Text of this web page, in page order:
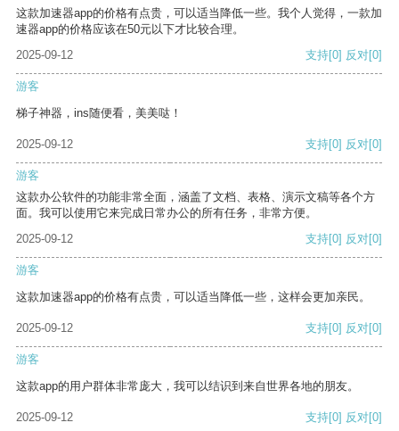
这款加速器app的价格有点贵，可以适当降低一些。我个人觉得，一款加
速器app的价格应该在50元以下才比较合理。
2025-09-12
支持[0] 反对[0]
游客
梯子神器，ins随便看，美美哒！
2025-09-12 支持[0] 反对[0]
游客
这款办公软件的功能非常全面，涵盖了文档、表格、演示文稿等各个方
面。我可以使用它来完成日常办公的所有任务，非常方便。
2025-09-12
支持[0] 反对[0]
游客
这款加速器app的价格有点贵，可以适当降低一些，这样会更加亲民。
2025-09-12 支持[0] 反对[0]
游客
这款app的用户群体非常庞大，我可以结识到来自世界各地的朋友。
2025-09-12 支持[0] 反对[0]